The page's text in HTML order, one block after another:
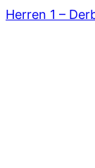
Herren 1 –